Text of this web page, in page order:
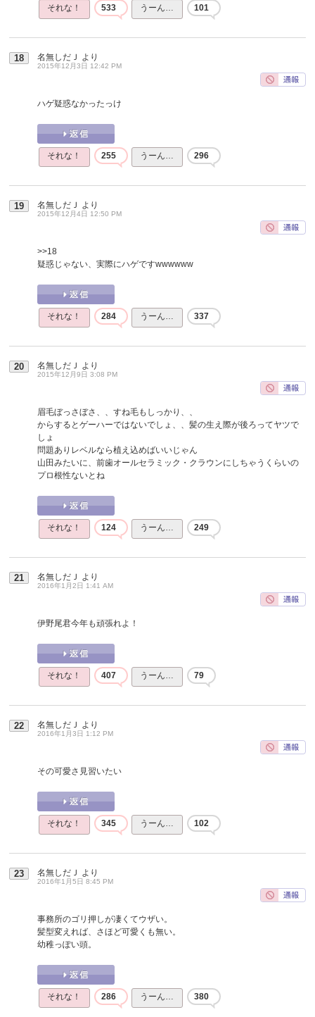
それな！ 533 うーん… 101
18 名無しだＪ より
2015年12月3日 12:42 PM
ハゲ疑惑なかったっけ
それな！ 255 うーん… 296
19 名無しだＪ より
2015年12月4日 12:50 PM
>>18
疑惑じゃない、実際にハゲですwwwwww
それな！ 284 うーん… 337
20 名無しだＪ より
2015年12月9日 3:08 PM
眉毛ぼっさぼさ、、すね毛もしっかり、、
からするとゲーハーではないでしょ、、髪の生え際が後ろってヤツで
しょ
問題ありレベルなら植え込めばいいじゃん
山田みたいに、前歯オールセラミック・クラウンにしちゃうくらいの
プロ根性ないとね
それな！ 124 うーん… 249
21 名無しだＪ より
2016年1月2日 1:41 AM
伊野尾君今年も頑張れよ！
それな！ 407 うーん… 79
22 名無しだＪ より
2016年1月3日 1:12 PM
その可愛さ見習いたい
それな！ 345 うーん… 102
23 名無しだＪ より
2016年1月5日 8:45 PM
事務所のゴリ押しが凄くてウザい。
髪型変えれば、さほど可愛くも無い。
幼稚っぽい頭。
それな！ 286 うーん… 380